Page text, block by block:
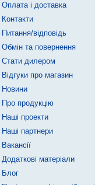
Оплата і доставка
Контакти
Питання/відповідь
Обмін та повернення
Стати дилером
Відгуки про магазин
Новини
Про продукцію
Наші проекти
Наші партнери
Вакансії
Додаткові матеріали
Блог